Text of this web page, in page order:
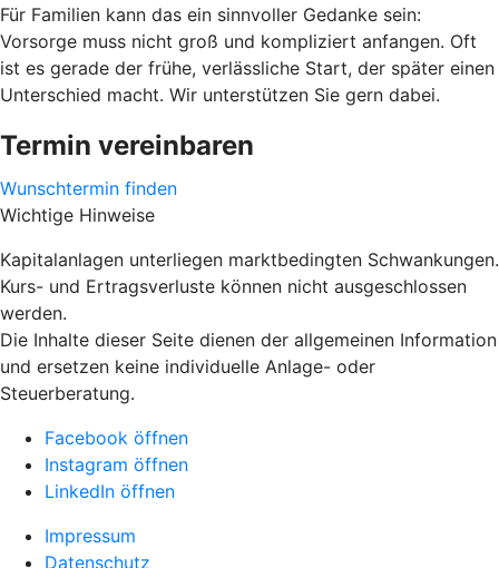
Für Familien kann das ein sinnvoller Gedanke sein:
Vorsorge muss nicht groß und kompliziert anfangen. Oft
ist es gerade der frühe, verlässliche Start, der später einen
Unterschied macht. Wir unterstützen Sie gern dabei.
Termin vereinbaren
Wunschtermin finden
Wichtige Hinweise
Kapitalanlagen unterliegen marktbedingten Schwankungen.
Kurs- und Ertragsverluste können nicht ausgeschlossen
werden.
Die Inhalte dieser Seite dienen der allgemeinen Information
und ersetzen keine individuelle Anlage- oder
Steuerberatung.
Facebook öffnen
Instagram öffnen
LinkedIn öffnen
Impressum
Datenschutz